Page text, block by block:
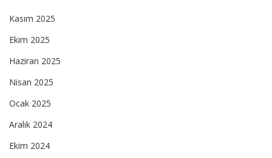
Kasım 2025
Ekim 2025
Haziran 2025
Nisan 2025
Ocak 2025
Aralık 2024
Ekim 2024